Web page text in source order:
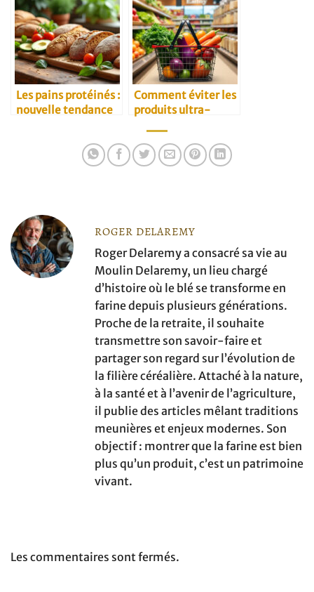
Les pains protéinés :
nouvelle tendance
Comment éviter les
produits ultra-
ROGER DELAREMY
Roger Delaremy a consacré sa vie au
Moulin Delaremy, un lieu chargé
d’histoire où le blé se transforme en
farine depuis plusieurs générations.
Proche de la retraite, il souhaite
transmettre son savoir-faire et
partager son regard sur l’évolution de
la filière céréalière. Attaché à la nature,
à la santé et à l’avenir de l’agriculture,
il publie des articles mêlant traditions
meunières et enjeux modernes. Son
objectif : montrer que la farine est bien
plus qu’un produit, c’est un patrimoine
vivant.
Les commentaires sont fermés.